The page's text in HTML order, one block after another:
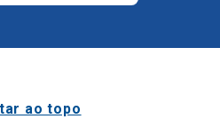
ao topo